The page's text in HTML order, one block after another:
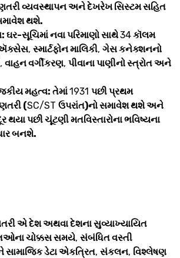
વ્યવસ્થાપન અને દેખરેખ સિસ્ટમ સહિત
થશે.
ઘર-સૂચિમાં નવા પરિમાણો સાથે34કૉલમ
ઍક્સેસ, સ્માર્ટફોન માલિકી, ગેસ કનેક્શનનો
વાહન વર્ગીકરણ, પીવાના પાણીનો સ્ત્રોત અને
મહત્વ: તેમાં1931 પછી પ્રથમ
(SC/ST ઉપરાંત)નો સમાવેશ થશે અને
થયા પછી ચૂંટણી મતવિસ્તારોના ભવિષ્યના
બનશે.
એ દેશ અથવા દેશના સુવ્યાખ્યાયિત
ચોક્કસ સમયે, સંબંધિત વસ્તી
ડેટા એકત્રિત, સંકલન, વિશ્લેષણ